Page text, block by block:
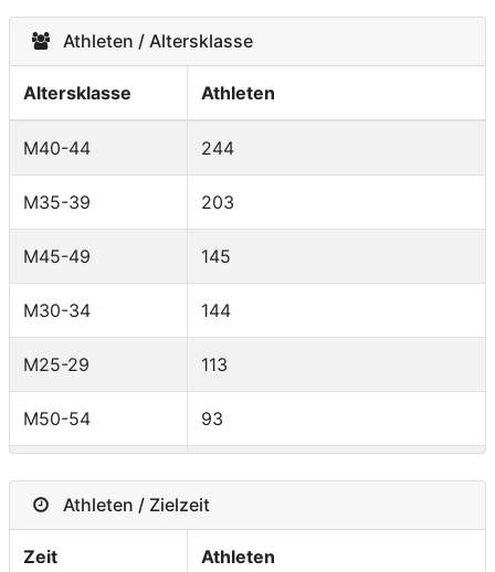
Spain 14
Poland 14
Italy 12
Belgium 11
Switzerland 10
Australia 6
Venezuela 5
Russian
5
Athleten / Altersklasse
Altersklasse Athleten
M40-44 244
M35-39 203
M45-49 145
M30-34 144
M25-29 113
M50-54 93
XRELAYTEAMS 40
Athleten / Zielzeit
Zeit Athleten